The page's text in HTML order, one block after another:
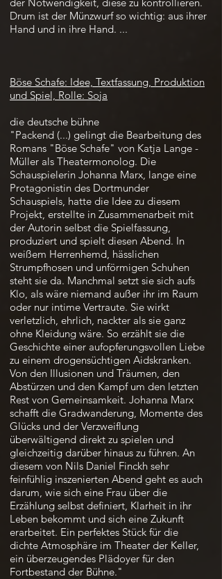
Drum ist der Münzwurf so wichtig: aus ihrer
Hand und in ihre Hand. ...
Böse Schafe: Idee, Textfassung, Produktion
und Spiel, Rolle: Soja
die deutsche bühne
"Packend (...) gelingt die Bearbeitung des
Romans "Böse Schafe" von Katja Lange -
Müller als Theatermonolog. Die
Schauspielerin Johanna Marx, lange eine
Protagonistin des Dortmunder
Schauspiels, hatte die Idee zu diesem
Projekt, erstellte in Zusammenarbeit mit
der Autorin selbst die Spielfassung,
produziert und spielt diesen Abend. In
weißem Herrenhemd, hässlichen
Strumpfhosen und unförmigen Schuhen
steht sie da. Manchmal setzt sie sich aufs
Klo, als wäre niemand außer ihr im Raum
oder nur intime Vertraute. Sie wirkt
verletzlich, ehrlich, nackter als sie ganz
ohne Kleidung wäre. So erzählt sie die
Geschichte einer aufopferungsvollen Liebe
zu einem drogensüchtigen Aidskranken.
Von den Illusionen und Träumen, den
Abstürzen und den Kampf um den letzten
Rest von Gemeinsamkeit. Johanna Marx
schafft die Gradwanderung, Momente des
Glücks und der Verzweiflung
überwältigend direkt zu spielen und
gleichzeitig darüber hinaus zu führen. An
diesem von Nils Daniel Finckh sehr
feinfühlig inszenierten Abend geht es auch
darum, wie sich eine Frau über die
Erzählung selbst definiert, Klarheit in ihr
Leben bekommt und sich eine Zukunft
erarbeitet. Ein perfektes Stück für die
dichte Atmosphäre im Theater der Keller,
ein überzeugendes Plädoyer für den
Fortbestand der Bühne."